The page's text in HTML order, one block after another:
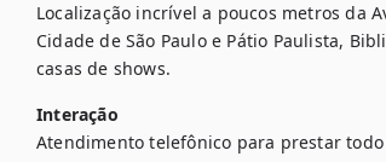
Localização incrível a poucos metros da
Cidade de São Paulo e Pátio Paulista,
casas de shows.
Interação
Atendimento telefônico para prestar